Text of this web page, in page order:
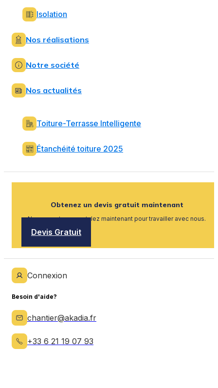
Isolation
Nos réalisations
Notre société
Nos actualités
Toiture-Terrasse Intelligente
Étanchéité toiture 2025
Obtenez un devis gratuit maintenant
Nous recrutons, postulez maintenant pour travailler avec nous.
Devis Gratuit
Connexion
Besoin d'aide?
chantier@akadia.fr
+33 6 21 19 07 93